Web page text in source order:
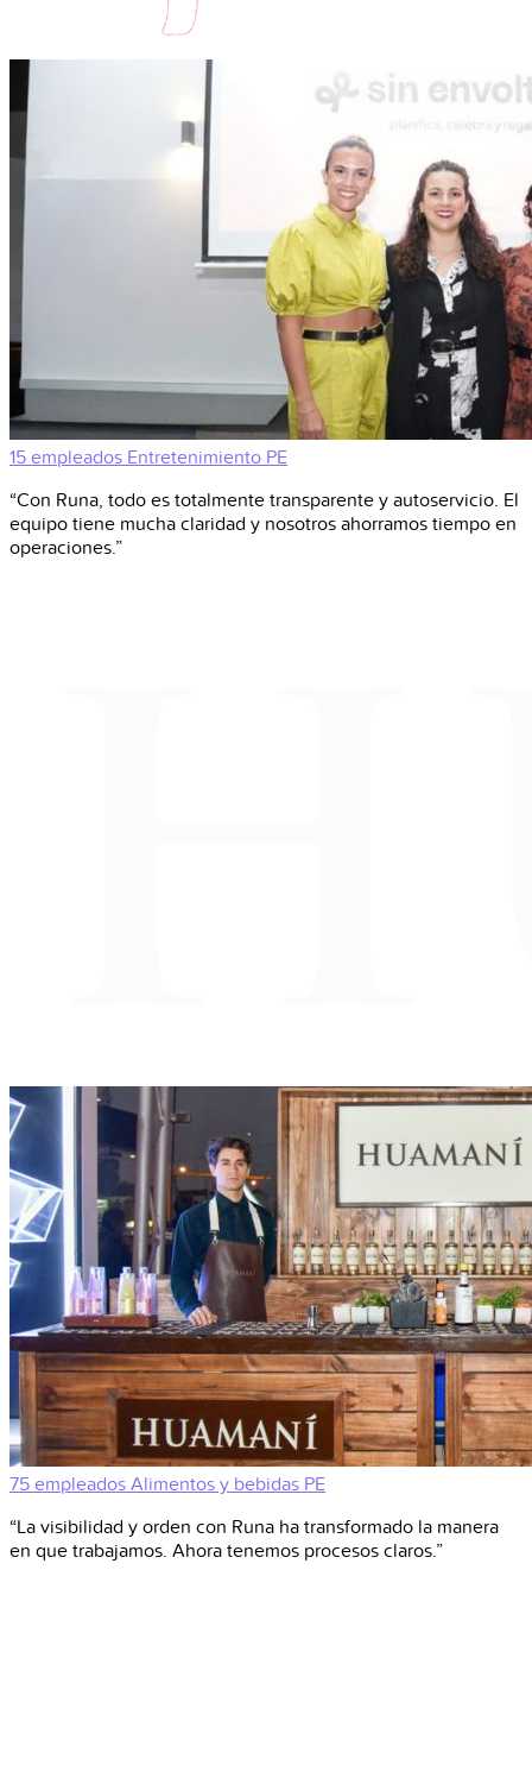
15 empleados Entretenimiento PE
“Con Runa, todo es totalmente transparente y autoservicio. El
equipo tiene mucha claridad y nosotros ahorramos tiempo en
operaciones.”
75 empleados Alimentos y bebidas PE
“La visibilidad y orden con Runa ha transformado la manera
en que trabajamos. Ahora tenemos procesos claros.”